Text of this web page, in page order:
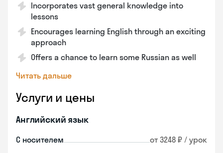
Incorporates vast general knowledge into
lessons
Encourages learning English through an exciting
approach
Offers a chance to learn some Russian as well
Читать дальше
Услуги и цены
Английский язык
С носителем от 3248 ₽ / урок